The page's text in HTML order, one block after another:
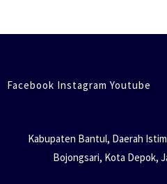
Facebook Instagram Youtube
Kabupaten Bantul, Daerah
Bojongsari, Kota Depok,